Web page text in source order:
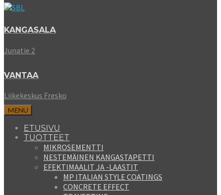
KANGASALA
Junatie 2
VANTAA
Liikekeskus Fresko
MENU
ETUSIVU
TUOTTEET
MIKROSEMENTTI
NESTEMÄINEN KANGASTAPETTI
EFEKTIMAALIT JA -LAASTIT
MP ITALIAN STYLE COATINGS
CONCRETE EFFECT